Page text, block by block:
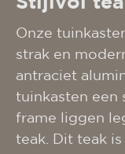
Onze
strak en
antraciet
tuinkasten een
frame liggen
teak. Dit teak